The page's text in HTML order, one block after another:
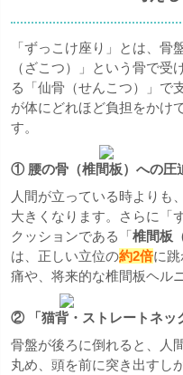
「ずっこけ座り」とは、
（ざこつ）」という骨で
る「仙骨（せんこつ）」で
が体にどれほど負担をかけ
す。
① 腰の骨（椎間板）への圧
人間が立っている時よりも
大きくなります。さらに「
クッションである「椎間板
は、正しい立位の約2倍に
痛や、将来的な椎間板ヘル
② 「猫背・ストレートネッ
骨盤が後ろに倒れると、人
丸め、頭を前に突き出すし